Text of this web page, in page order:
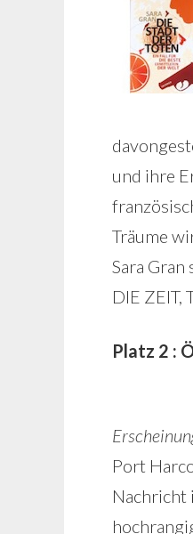
und ihre
Träume
Sara
DIE ZEIT,
Platz 2 :
Port
Nachricht